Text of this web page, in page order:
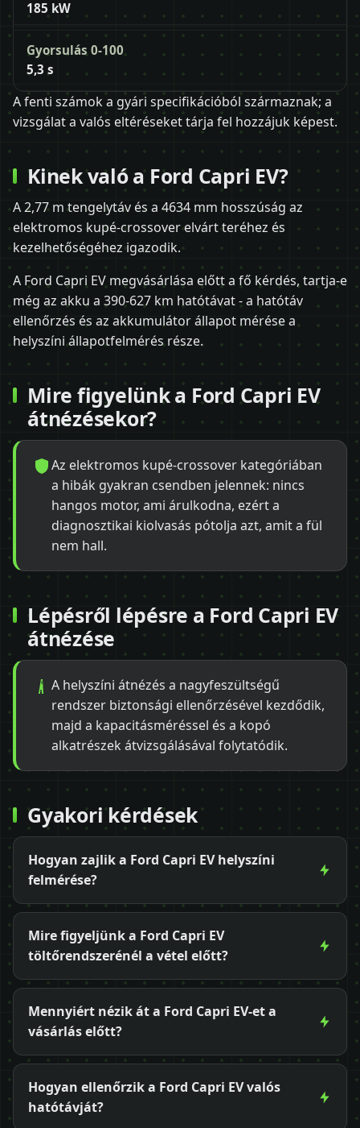
185 kW
Gyorsulás 0-100
5,3 s
A fenti számok a gyári specifikációból származnak; a
vizsgálat a valós eltéréseket tárja fel hozzájuk képest.
Kinek való a Ford Capri EV?
A 2,77 m tengelytáv és a 4634 mm hosszúság az
elektromos kupé-crossover elvárt teréhez és
kezelhetőségéhez igazodik.
A Ford Capri EV megvásárlása előtt a fő kérdés, tartja-e
még az akku a 390-627 km hatótávat - a hatótáv
ellenőrzés és az akkumulátor állapot mérése a
helyszíni állapotfelmérés része.
Mire figyelünk a Ford Capri EV
átnézésekor?
Az elektromos kupé-crossover kategóriában
a hibák gyakran csendben jelennek: nincs
hangos motor, ami árulkodna, ezért a
diagnosztikai kiolvasás pótolja azt, amit a fül
nem hall.
Lépésről lépésre a Ford Capri EV
átnézése
A helyszíni átnézés a nagyfeszültségű
rendszer biztonsági ellenőrzésével kezdődik,
majd a kapacitásméréssel és a kopó
alkatrészek átvizsgálásával folytatódik.
Gyakori kérdések
Hogyan zajlik a Ford Capri EV helyszíni
felmérése?
Mire figyeljünk a Ford Capri EV
töltőrendszerénél a vétel előtt?
Mennyiért nézik át a Ford Capri EV-et a
vásárlás előtt?
Hogyan ellenőrzik a Ford Capri EV valós
hatótávját?